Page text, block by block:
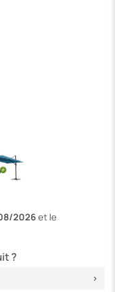
2026et le
?